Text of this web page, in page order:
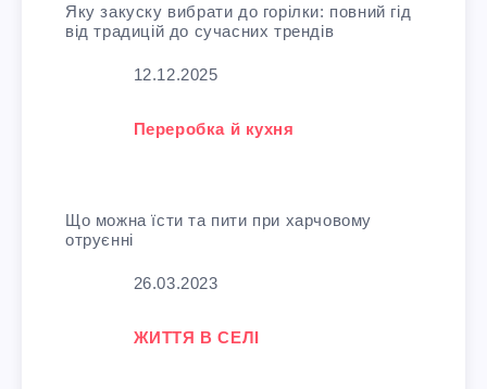
Яку закуску вибрати до горілки: повний гід
від традицій до сучасних трендів
12.12.2025
У зв'язку з тим, що
Переробка й кухня
Що можна їсти та пити при харчовому
отруєнні
26.03.2023
У зв'язку з тим, що
ЖИТТЯ В СЕЛІ